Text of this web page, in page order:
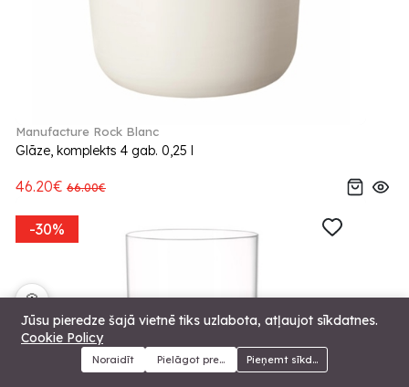
Menu Kategorijas Meklēt Grozs
Manufacture Rock Blanc
Glāze, komplekts 4 gab. 0,25 l
46.20€ 66.00€
-30%
Jūsu pieredze šajā vietnē tiks uzlabota, atļaujot sīkdatnes.
Cookie Policy
Noraidīt Pielāgot preferencesPieņemt sīkdatnes
🍪